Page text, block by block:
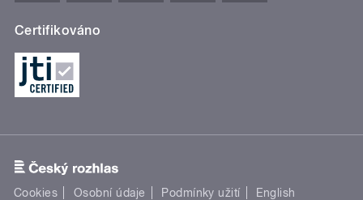
Certifikováno
Cookies Osobní údaje Podmínky užití English